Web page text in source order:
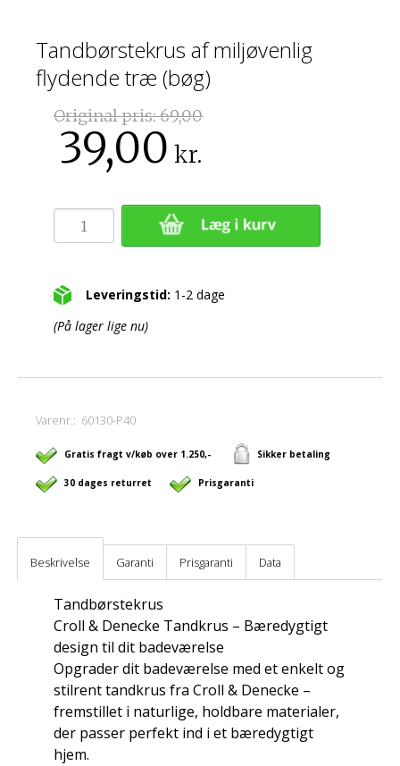
Tandbørstekrus af miljøvenlig
flydende træ (bøg)
Original pris:69,00
39,00 kr.
Leveringstid: 1-2 dage
(På lager lige nu)
Varenr.: 60130-P40
Gratis fragt v/køb over 1.250,- Sikker betaling
30 dages returret Prisgaranti
Beskrivelse Garanti Prisgaranti Data
Tandbørstekrus
Croll & Denecke Tandkrus – Bæredygtigt
design til dit badeværelse
Opgrader dit badeværelse med et enkelt og
stilrent tandkrus fra Croll & Denecke –
fremstillet i naturlige, holdbare materialer,
der passer perfekt ind i et bæredygtigt
hjem.